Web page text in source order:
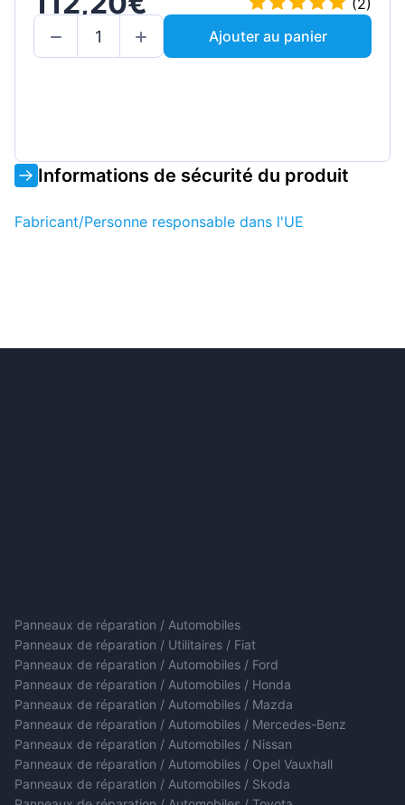
(2)
Ajouter au panier
Informations de sécurité du produit
Fabricant/Personne responsable dans l'UE
Panneaux de réparation / Automobiles
Panneaux de réparation / Utilitaires / Fiat
Panneaux de réparation / Automobiles / Ford
Panneaux de réparation / Automobiles / Honda
Panneaux de réparation / Automobiles / Mazda
Panneaux de réparation / Automobiles / Mercedes-Benz
Panneaux de réparation / Automobiles / Nissan
Panneaux de réparation / Automobiles / Opel Vauxhall
Panneaux de réparation / Automobiles / Skoda